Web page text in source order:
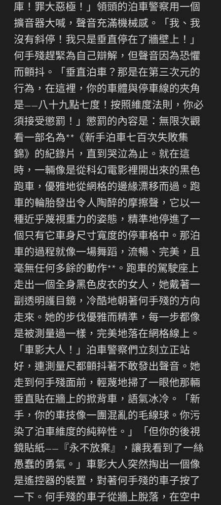
庫！罪大惡極！」領頭的泊車警察用一個
擴音器大喊，聲音充滿機械感。「我、我
沒有斜停！我只是垂直停在了牆壁上！」
何手殘趕緊為自己辯解，但聲音因為恐懼
而顫抖。「垂直泊車？那是在第三次元的
行為，在這裡，你的車體與停車線的夾角
是——八十九點七度！按照維度法則，你必
須接受懲罰！」懲罰的內容是：無限次觀
看一部名為**《新手泊車七百次失敗集
錦》的紀錄片，直到哭泣為止。就在這
時，一輛像是從科幻電影裡開出來的黑色
跑車，優雅地從網格的邊緣漂移而過。跑
車的輪胎發出令人陶醉的摩擦聲，它以一
種近乎蔑視重力的姿態，精準地停進了一
個只有它車身尺寸寬度的停車格中。那泊
車的過程就像一場舞蹈，流暢、完美，且
毫無任何多餘的動作**。跑車的駕駛座上
走出一個全身黑色皮衣的女人，她戴著一
副透明護目鏡，冷酷地朝著何手殘的方向
走來。她的步伐優雅而精準，每一步都像
是被測量過一樣，完美地落在網格線上。
「車影大人！」泊車警察們立刻立正站
好，連測量尺都顫抖著不敢發出聲音。她
走到何手殘面前，輕蔑地掃了一眼他那輛
垂直貼在牆上的掀背車，語氣冰冷。「新
手，你的車技像一團混亂的毛線球。你污
染了泊車維度的純粹性。」「但你的後視
鏡貼紙——『永不放棄』，讓我看到了一絲
愚蠢的勇氣。」車影大人突然掏出一個像
是遙控器的裝置，對著何手殘的車子按了
一下。何手殘的車子從牆上脫落，在空中